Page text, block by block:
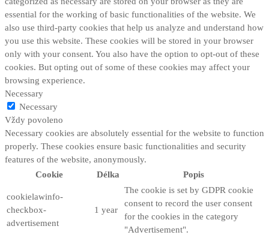
essential for the working of basic functionalities of the website. We
also use third-party cookies that help us analyze and understand how
you use this website. These cookies will be stored in your browser
only with your consent. You also have the option to opt-out of these
cookies. But opting out of some of these cookies may affect your
browsing experience.
Necessary
Necessary
Vždy povoleno
Necessary cookies are absolutely essential for the website to function
properly. These cookies ensure basic functionalities and security
features of the website, anonymously.
Cookie
Délka Popis
cookielawinfo-
checkbox-
advertisement
1 year
The cookie is set by GDPR cookie
consent to record the user consent
for the cookies in the category
"Advertisement".